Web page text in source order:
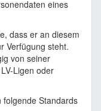
eines
dass er an diesem
Verfügung steht.
von seiner
Ligen oder
folgende Standards